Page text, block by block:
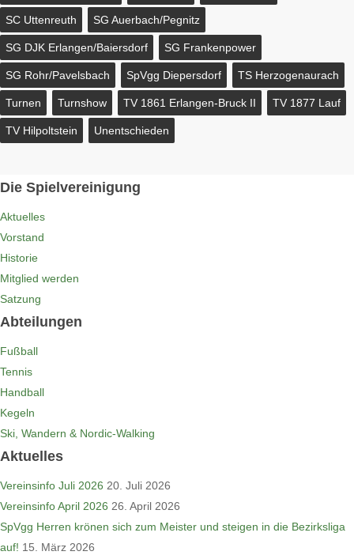
SC Uttenreuth SG Auerbach/Pegnitz
SG DJK Erlangen/Baiersdorf SG Frankenpower
SG Rohr/Pavelsbach SpVgg Diepersdorf TS Herzogenaurach
Turnen Turnshow TV 1861 Erlangen-Bruck II TV 1877 Lauf
TV Hilpoltstein Unentschieden
Die Spielvereinigung
Aktuelles
Vorstand
Historie
Mitglied werden
Satzung
Abteilungen
Fußball
Tennis
Handball
Kegeln
Ski, Wandern & Nordic-Walking
Aktuelles
Vereinsinfo Juli 2026 20. Juli 2026
Vereinsinfo April 2026 26. April 2026
SpVgg Herren krönen sich zum Meister und steigen in die Bezirksliga
auf! 15. März 2026